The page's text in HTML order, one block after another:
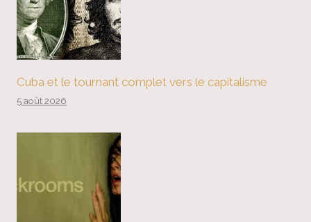
Cuba et le tournant complet vers le capitalisme
5 août 2026